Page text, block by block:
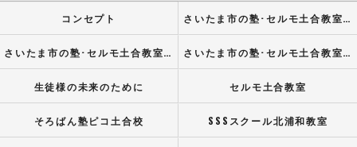
コンセプト さいたま市の塾･セルモ土合教室の口コミ情報
さいたま市の塾･セルモ土合教室の評判 さいたま市の塾･セルモ土合教室のお客様の声
生徒様の未来のために セルモ土合教室
そろばん塾ピコ土合校 SSSスクール北浦和教室